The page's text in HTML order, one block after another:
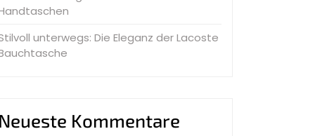
unterwegs: Die Eleganz der Lacoste
Kommentare